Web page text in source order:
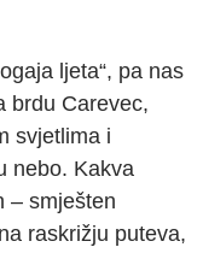
ljeta“, pa nas
brdu Carevec,
svjetlima i
nebo. Kakva
– smješten
raskrižju puteva,